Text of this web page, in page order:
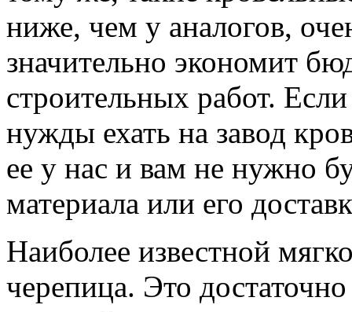
ниже, чем у аналогов,
значительно экономит
строительных работ.
нужды ехать на завод
ее у нас и вам не нужно
материала или его
Наиболее известной
черепица. Это